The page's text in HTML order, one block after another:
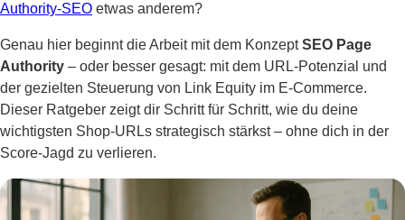
Authority-SEO etwas anderem?
Genau hier beginnt die Arbeit mit dem KonzeptSEO Page
Authority – oder besser gesagt: mit dem URL-Potenzial und
der gezielten Steuerung von Link Equity im E-Commerce.
Dieser Ratgeber zeigt dir Schritt für Schritt, wie du deine
wichtigsten Shop-URLs strategisch stärkst – ohne dich in der
Score-Jagd zu verlieren.